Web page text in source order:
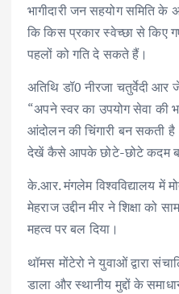
भागीदारी जन सहयोग समिति के
कि किस प्रकार स्वेच्छा से किए
पहलों को गति दे सकते हैं।
अतिथि डॉ0 नीरजा चतुर्वेदी
“अपने स्वर का उपयोग सेवा की
आंदोलन की चिंगारी बन सकती
देखें कैसे आपके छोटे-छोटे कदम
के.आर. मंगलेम विश्वविद्यालय में
मेहराज उद्दीन मीर ने शिक्षा को
महत्व पर बल दिया।
थॉमस मोंटेरो ने युवाओं द्वारा
डाला और स्थानीय मुद्दों के